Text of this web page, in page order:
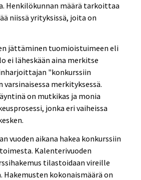
Henkilökunnan määrä tarkoittaa
niissä yrityksissä, joita on
jättäminen tuomioistuimeen eli
ei läheskään aina merkitse
"konkurssiin
merkityksessä.
on mutkikas ja monia
jonka eri vaiheissa
vuoden aikana hakea konkurssiin
Kalenterivuoden
tilastoidaan vireille
Hakemusten kokonaismäärä on